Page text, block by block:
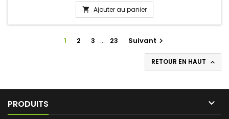
 Ajouter au panier
1 2 3 … 23 Suivant 
RETOUR EN HAUT 
PRODUITS 